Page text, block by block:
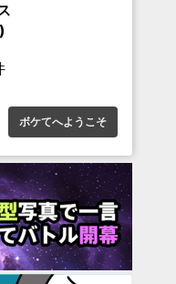
ボケてへようこそ